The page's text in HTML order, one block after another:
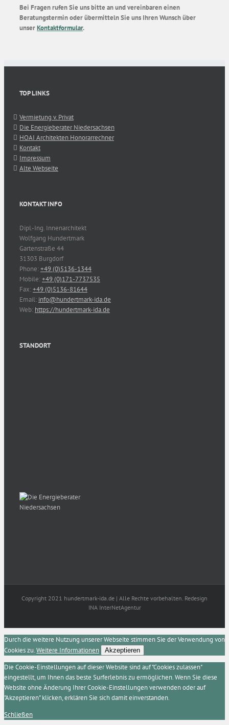
Bei Fragen rufen Sie uns bitte an und vereinbaren einen
Beratungstermin oder übermitteln Sie uns Ihren Wunsch über
unserKontaktformular.
TOP LINKS
Vermietung v. Privat
Die Energieberater Niedersachsen
HOAI Architekten Honorarrechner
Kontakt
Impressum
Alte Webseite
KONTAKT INFO
Dipl.-Ing. Innenarchitekt
Wolfgang Hundertmark
Gartenstraße 44
31303 Burgdorf
Phone:+49 (0)5136-1344
Mobile:+49 (0)171-7737535
Fax:+49 (0)5136-81644
Email: info@hundertmark-ida.de
Web: https://hundertmark-ida.de
STANDORT
Copyright 2021 hundertmark-ida.de | Alle Rechte vorbehalten. Redesign
INA InterNetAgentur
Durch die weitere Nutzung unserer Webseite stimmen Sie der Verwendung von
Cookies zu.Weitere Informationen Akzeptieren
Die Cookie-Einstellungen auf dieser Website sind auf "Cookies zulassen"
eingestellt, um Ihnen das beste Surferlebnis zu ermöglichen. Wenn Sie diese
Website ohne Änderung Ihrer Cookie-Einstellungen verwenden oder auf
"Akzeptieren" klicken, erklären Sie sich damit einverstanden.
Schließen